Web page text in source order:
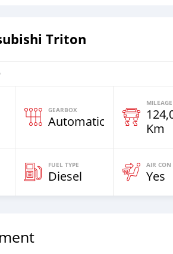
Triton
GEARBOX
Automatic
MILEAGE
Km
FUEL TYPE
Diesel
AIR CON
Yes